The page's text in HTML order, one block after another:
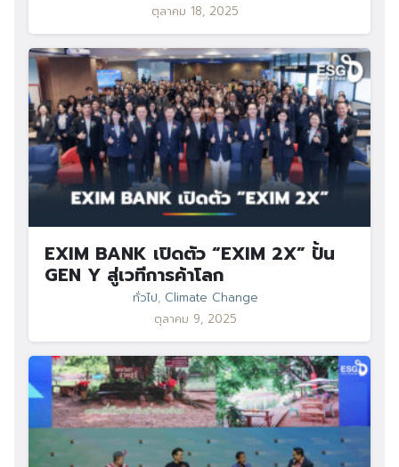
ตุลาคม 18, 2025
EXIM BANK เปิดตัว “EXIM 2X” ปั้น
GEN Y สู่เวทีการค้าโลก
ทั่วไป, Climate Change
ตุลาคม 9, 2025